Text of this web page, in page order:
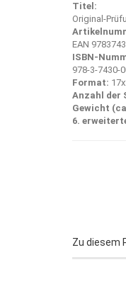
Titel:
Original-
EAN
ISBN-
978-3-7430-
Format:
Anzahl der
Gewicht
6.
Zu diesem